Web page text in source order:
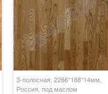
3-полосная, 2266*188*14мм,
Россия, под маслом